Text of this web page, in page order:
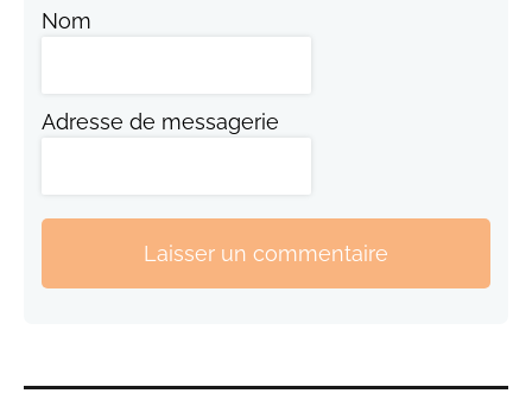
Nom
Adresse de messagerie
Laisser un commentaire